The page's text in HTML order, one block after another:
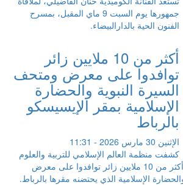
جمهورها يوم السبت 9 ماي المقبل، بمسرح
الفنون الحية بالدارالبيضاء.
أكثر من 10 ملايين زائر
توافدوا على معرض ومتحف
السيرة النبوية والحضارة
الإسلامية بمقر الإيسيسكو
بالرباط
الإثنين 30 مارس 2026 - 11:31
كشفت منظمة العالم الإسلامي للتربية والعلوم
والثقافة (ايسيسكو) أن أكثر من 10 ملايين زائر توافدوا على معرض
الإسلامية الذي يحتضنه مقرها بالرباط.